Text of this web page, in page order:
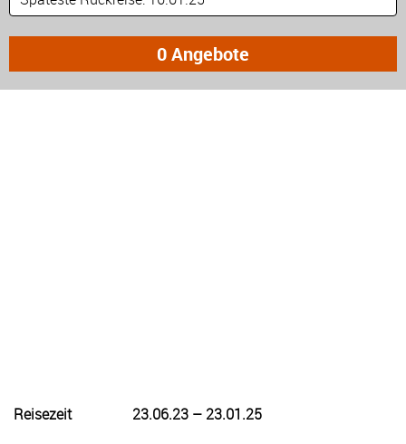
Reisezeit 23.06.23 – 23.01.25